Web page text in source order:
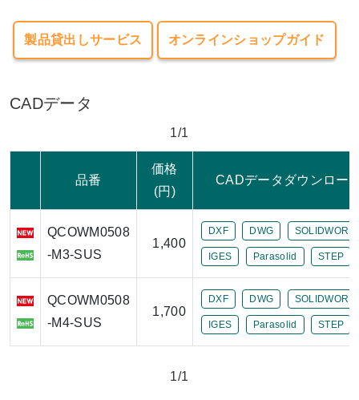
製品貸出しサービス オンラインショップガイド
CADデータ
1/1
品番
価格
(円)
CADデータダウンロー
QCOWM0508
-M3-SUS
1,400
DXF DWG
IGES Parasolid STEP
QCOWM0508
-M4-SUS
1,700
DXF DWG
IGES Parasolid STEP
1/1